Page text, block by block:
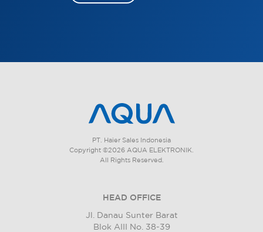
PT. Haier Sales Indonesia
Copyright ©2026 AQUA ELEKTRONIK.
All Rights Reserved.
HEAD OFFICE
Jl. Danau Sunter Barat
Blok AIII No. 38-39